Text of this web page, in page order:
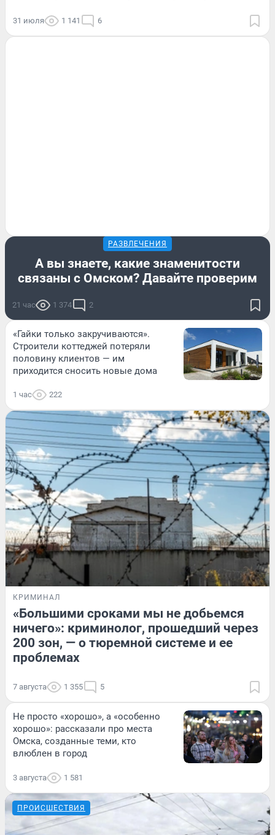
31 июля 1 141 6
РАЗВЛЕЧЕНИЯ
А вы знаете, какие знаменитости
связаны с Омском? Давайте проверим
21 час 1 374 2
«Гайки только закручиваются».
Строители коттеджей потеряли
половину клиентов — им
приходится сносить новые дома
1 час 222
КРИМИНАЛ
«Большими сроками мы не добьемся
ничего»: криминолог, прошедший через
200 зон, — о тюремной системе и ее
проблемах
7 августа 1 355 5
Не просто «хорошо», а «особенно
хорошо»: рассказали про места
Омска, созданные теми, кто
влюблен в город
3 августа 1 581
ПРОИСШЕСТВИЯ